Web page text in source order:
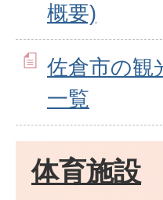
概要)
佐倉市の観
一覧
体育施設